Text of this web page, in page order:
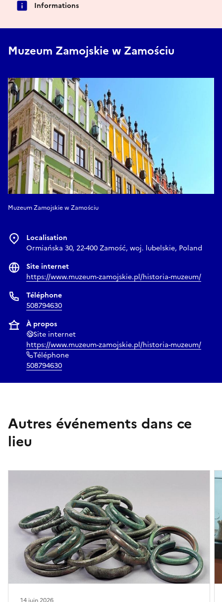
Informations
Muzeum Zamojskie w Zamościu
Muzeum Zamojskie w Zamościu
Localisation
Ormiańska 30, 22-400 Zamość, woj. lubelskie, Poland
Site internet
https://www.muzeum-zamojskie.pl/historia-muzeum/
Téléphone
508794630
À propos
Site internet
https://www.muzeum-zamojskie.pl/historia-muzeum/
Téléphone
508794630
Autres événements dans ce
lieu